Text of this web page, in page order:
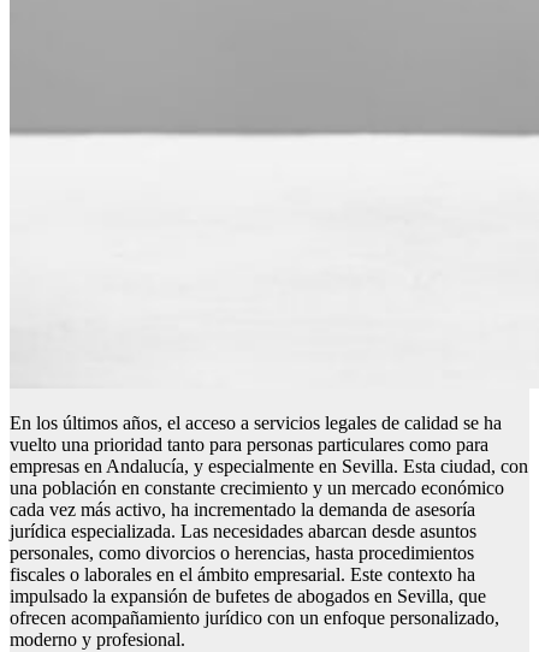
En los últimos años, el acceso a servicios legales de calidad se ha
vuelto una prioridad tanto para personas particulares como para
empresas en Andalucía, y especialmente en Sevilla. Esta ciudad, con
una población en constante crecimiento y un mercado económico
cada vez más activo, ha incrementado la demanda de asesoría
jurídica especializada. Las necesidades abarcan desde asuntos
personales, como divorcios o herencias, hasta procedimientos
fiscales o laborales en el ámbito empresarial. Este contexto ha
impulsado la expansión de bufetes de abogados en Sevilla, que
ofrecen acompañamiento jurídico con un enfoque personalizado,
moderno y profesional.